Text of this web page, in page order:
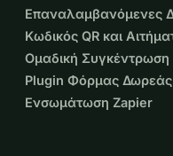
Επαναλαμβανόμενες
Κωδικός QR και
Ομαδική
Plugin Φόρμας Δωρεάς
Ενσωμάτωση Zapier